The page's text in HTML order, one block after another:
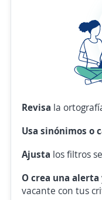
Revisa la
Usa sinónimos o
Ajusta los filtros
O crea una alerta
vacante con tus